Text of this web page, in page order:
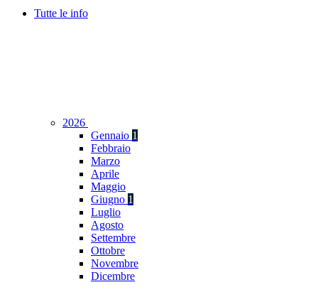
Tutte le info
2026
Gennaio 1
Febbraio
Marzo
Aprile
Maggio
Giugno 1
Luglio
Agosto
Settembre
Ottobre
Novembre
Dicembre